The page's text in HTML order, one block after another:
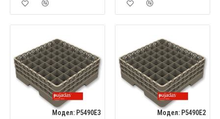
Модел: P5490E3
Модел: P5490E2